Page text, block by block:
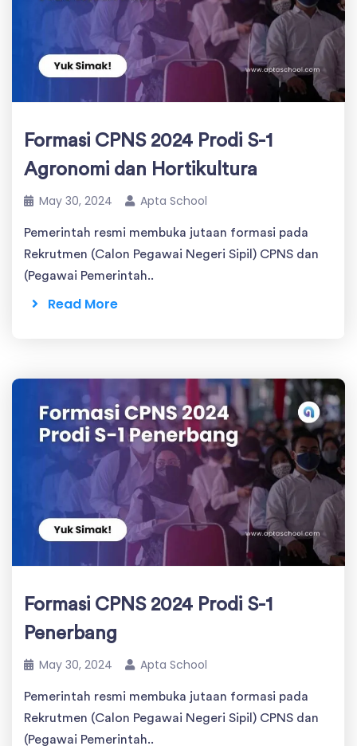
Formasi CPNS 2024 Prodi S-1
Agronomi dan Hortikultura
May 30, 2024 Apta School
Pemerintah resmi membuka jutaan formasi pada
Rekrutmen (Calon Pegawai Negeri Sipil) CPNS dan
(Pegawai Pemerintah..
Read More
Formasi CPNS 2024 Prodi S-1
Penerbang
May 30, 2024 Apta School
Pemerintah resmi membuka jutaan formasi pada
Rekrutmen (Calon Pegawai Negeri Sipil) CPNS dan
(Pegawai Pemerintah..